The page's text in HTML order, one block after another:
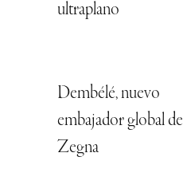
ultraplano
Dembélé, nuevo
embajador global de
Zegna